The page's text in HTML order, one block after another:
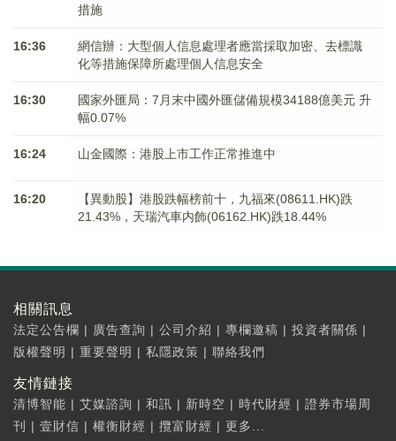
措施
16:36
網信辦：大型個人信息處理者應當採取加密、去標識
化等措施保障所處理個人信息安全
16:30
國家外匯局：7月末中國外匯儲備規模34188億美元 升
幅0.07%
16:24 山金國際：港股上市工作正常推進中
16:20
【異動股】港股跌幅榜前十，九福來(08611.HK)跌
21.43%，天瑞汽車内飾(06162.HK)跌18.44%
相關訊息
法定公告欄 | 廣告查詢 | 公司介紹 | 專欄邀稿 | 投資者關係 |
版權聲明 | 重要聲明 | 私隱政策 | 聯絡我們
友情鏈接
清博智能 | 艾媒諮詢 | 和訊 | 新時空 | 時代財經 | 證券市場周
刊
| 壹財信 | 權衡財經 | 攬富財經 | 更多...